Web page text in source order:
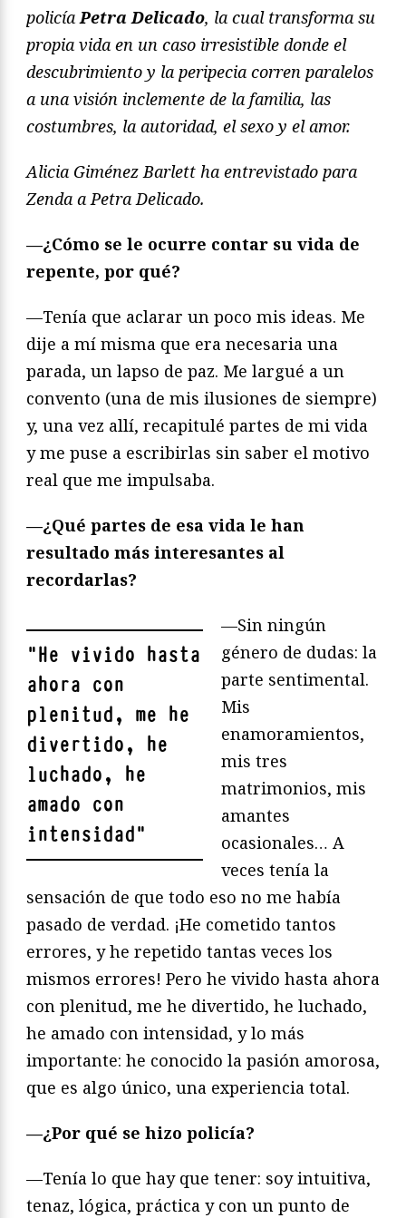
policíaPetra Delicado, la cual transforma su
propia vida en un caso irresistible donde el
descubrimiento y la peripecia corren paralelos
a una visión inclemente de la familia, las
costumbres, la autoridad, el sexo y el amor.
Alicia Giménez Barlett ha entrevistado para
Zenda a Petra Delicado.
—¿Cómo se le ocurre contar su vida de
repente, por qué?
—Tenía que aclarar un poco mis ideas. Me
dije a mí misma que era necesaria una
parada, un lapso de paz. Me largué a un
convento (una de mis ilusiones de siempre)
y, una vez allí, recapitulé partes de mi vida
y me puse a escribirlas sin saber el motivo
real que me impulsaba.
—¿Qué partes de esa vida le han
resultado más interesantes al
recordarlas?
"He vivido hasta
ahora con
plenitud, me he
divertido, he
luchado, he
amado con
intensidad"
—Sin ningún
género de dudas: la
parte sentimental.
Mis
enamoramientos,
mis tres
matrimonios, mis
amantes
ocasionales… A
veces tenía la
sensación de que todo eso no me había
pasado de verdad. ¡He cometido tantos
errores, y he repetido tantas veces los
mismos errores! Pero he vivido hasta ahora
con plenitud, me he divertido, he luchado,
he amado con intensidad, y lo más
importante: he conocido la pasión amorosa,
que es algo único, una experiencia total.
—¿Por qué se hizo policía?
—Tenía lo que hay que tener: soy intuitiva,
tenaz, lógica, práctica y con un punto de